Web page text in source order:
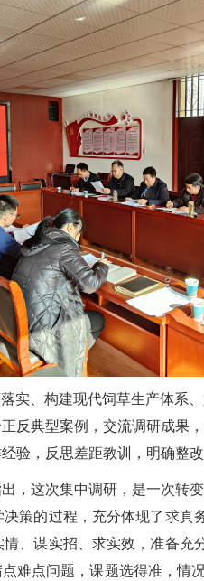
实、构建现代饲草生产体系
反典型案例，交流调研成果
验，反思差距教训，明确整改
，这次集中调研，是一次转
策的过程，充分体现了求真
、谋实招、求实效，准备充
难点问题，课题选得准，情